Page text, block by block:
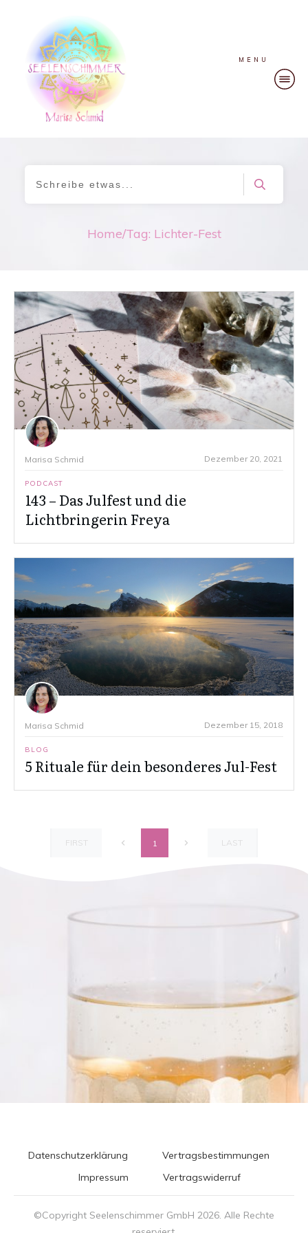
MENU
Home/Tag: Lichter-Fest
Marisa Schmid Dezember 20, 2021
PODCAST
143 – Das Julfest und die
Lichtbringerin Freya
Marisa Schmid Dezember 15, 2018
BLOG
5 Rituale für dein besonderes Jul-Fest
FIRST 1 LAST
Datenschutzerklärung
Vertragsbestimmungen
Impressum
Vertragswiderruf
©Copyright Seelenschimmer GmbH 2026. Alle Rechte